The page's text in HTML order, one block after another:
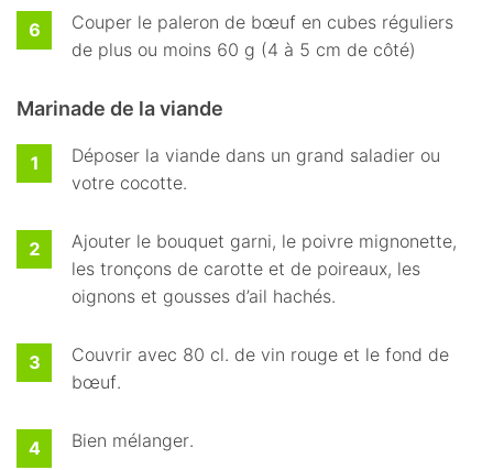
Couper le paleron de bœuf en cubes réguliers
de plus ou moins 60 g (4 à 5 cm de côté)
Marinade de la viande
Déposer la viande dans un grand saladier ou
votre cocotte.
Ajouter le bouquet garni, le poivre mignonette,
les tronçons de carotte et de poireaux, les
oignons et gousses d’ail hachés.
Couvrir avec 80 cl. de vin rouge et le fond de
bœuf.
Bien mélanger.